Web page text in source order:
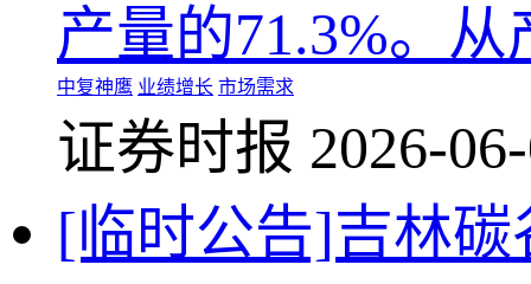
产量的71.3%。
中复神鹰 业绩增长 市场需求
证券时报 2026-
[临时公告]吉林